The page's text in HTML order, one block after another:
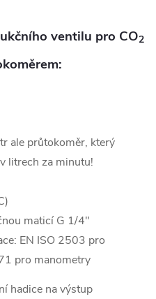
ventilu pro CO2
ale průtokoměr, který
litrech za minutu!
maticí G 1/4"
EN ISO 2503 pro
pro manometry
hadice na výstup